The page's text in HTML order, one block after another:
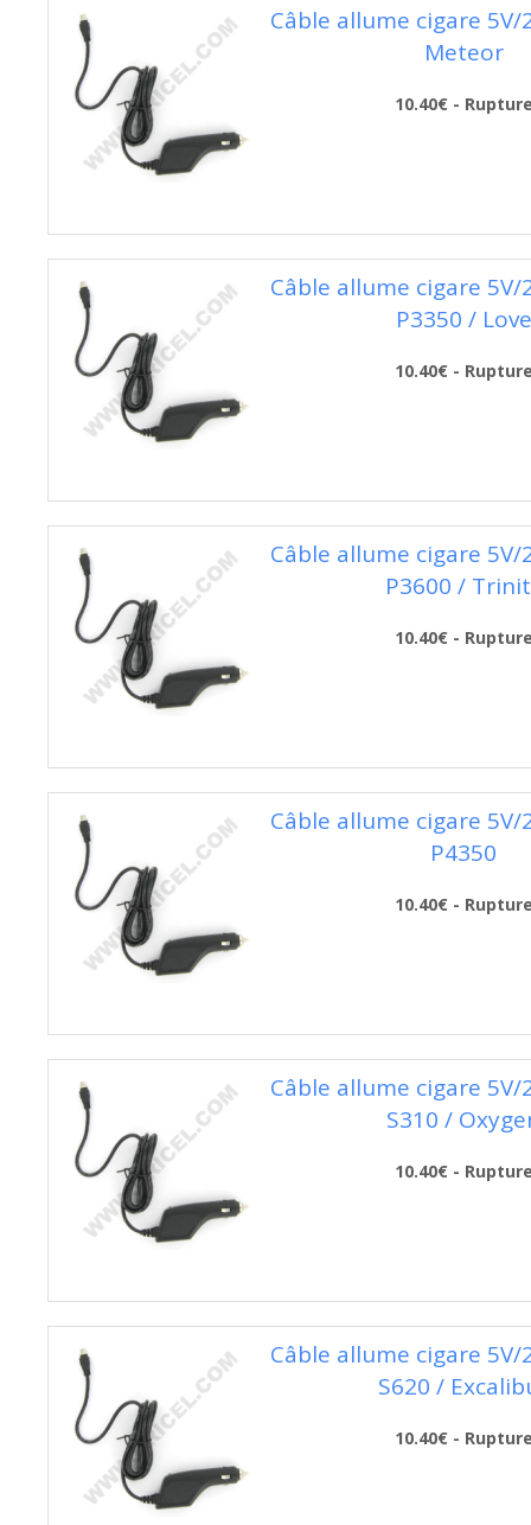
Câble allume cigare 5V/
Meteor
10.40€ -
Câble allume cigare 5V/
P3350 / Love
10.40€ -
Câble allume cigare 5V/
P3600 /
10.40€ -
Câble allume cigare 5V/
P4350
10.40€ -
Câble allume cigare 5V/
S310 /
10.40€ -
Câble allume cigare 5V/
S620 /
10.40€ -